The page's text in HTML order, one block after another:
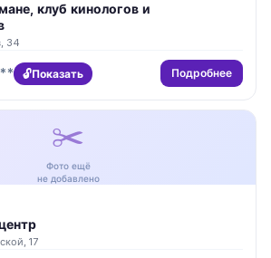
клуб кинологов и
34
Показать Подробнее
✂️
Фото ещё
не добавлено
17